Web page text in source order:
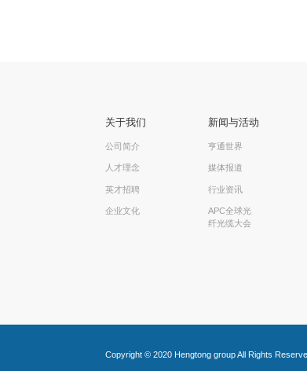
关于我们
公司简介
人才理念
英才招聘
企业文化
新闻与活动
亨通世界
媒体报道
行业资讯
APC全球光
纤光缆大会
Copyright © 2020 Hengtong groupAll Rights